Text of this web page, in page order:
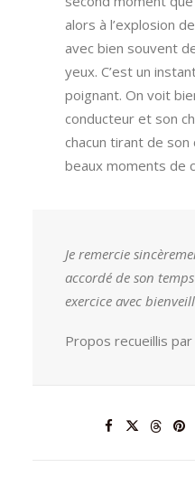
alors à l’explosion
avec bien souvent
yeux. C’est un
poignant. On voit
conducteur et son
chacun tirant de
beaux moments de
Je remercie
accordé de son
exercice avec
Propos recueillis par